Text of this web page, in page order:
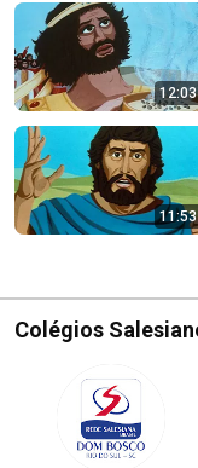
12:03
11:53
Colégios